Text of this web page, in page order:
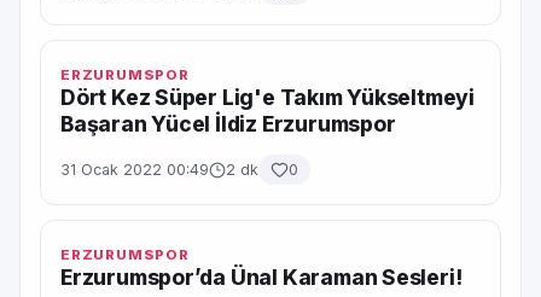
ERZURUMSPOR
Dört Kez Süper Lig'e Takım Yükseltmeyi
Başaran Yücel İldiz Erzurumspor
31 Ocak 2022 00:49 2 dk 0
ERZURUMSPOR
Erzurumspor’da Ünal Karaman Sesleri!